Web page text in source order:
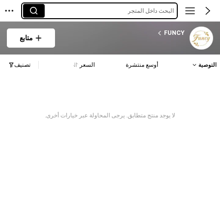
البحث داخل المتجر
FUNCY
متابع
التوصية أوسع منتشرة السعر تصنيف
لا يوجد منتج متطابق. يرجى المحاولة عبر خيارات أخرى.